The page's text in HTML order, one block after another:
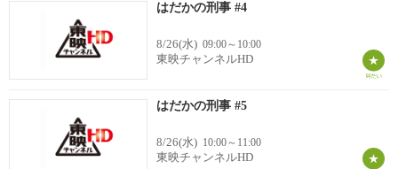
はだかの刑事 #4
8/26(水) 09:00～10:00
東映チャンネルHD
はだかの刑事 #5
8/26(水) 10:00～11:00
東映チャンネルHD